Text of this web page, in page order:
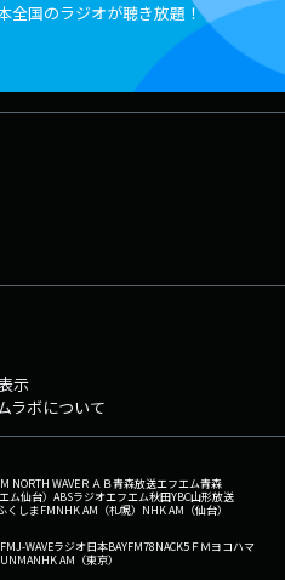
全国のラジオが聴き放題！
示
ラボについて
NORTH WAVEＲＡＢ青森放送エフエム青森
ム仙台） ABSラジオエフエム秋田YBC山形放送
くしまFMNHK AM（札幌） NHK AM（仙台）
J-WAVEラジオ日本BAYFM78NACK5 ＦＭヨコハマ
NHK AM（東京）